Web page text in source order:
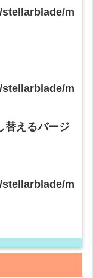
m
m
替えるバージ
m